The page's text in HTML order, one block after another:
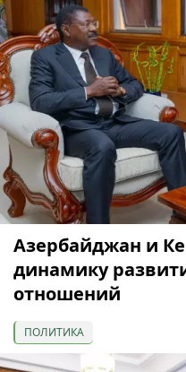
Азербайджан и
динамику
отношений
ПОЛИТИКА